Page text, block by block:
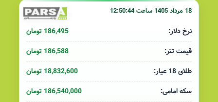
18 مرداد 1405 ساعت 12:50:44
نرخ دلار:
186,495 تومان
قیمت تتر:
186,588 تومان
طلای 18 عیار:
18,832,600 تومان
سکه امامی:
186,540,000 تومان